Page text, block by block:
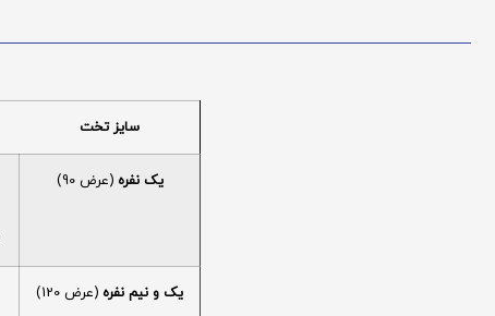
سایز تخت
یک نفره (عرض 90)
یک و نیم نفره (عرض 120)